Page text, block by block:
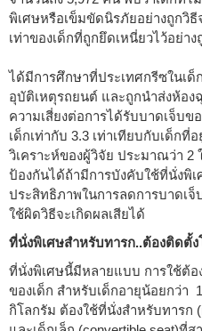
พิเศษหรือเข็มขัดนิรภัยอย่างถูกวิ
เท่าของเด็กที่ถูกยึดเหนี่ยวไว้อย่าง
ได้มีการศึกษาที่ประเทศกรีซในเ
อุบัติเหตุรถยนต์ และถูกนำส่งห้อง
ความเสี่ยงต่อการได้รับบาดเจ็บข
เด็กเท่ากับ 3.3 เท่าเทียบกับเด็กที่
วิเคราะห์ของผู้วิจัย ประมาณว่า 2
ป้องกันได้ถ้ามีการบังคับใช้ที่นั่งพิเ
ประสิทธิภาพในการลดการบาดเ
ใช้ผิดวิธีจะเกิดผลเสียได้
ที่นั่งพิเศษสำหรับทารก..ต้องติดตั้
ที่นั่งพิเศษนี้มีหลายแบบ การใช้ต้อ
ของเด็ก สำหรับเด็กอายุน้อยกว่า
กิโลกรัม ต้องใช้ที่นั่งสำหรับทารก